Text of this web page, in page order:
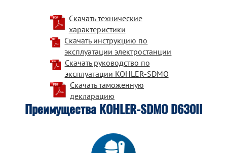
Скачать технические
характеристики
Скачать инструкцию по
эксплуатации электростанции
Скачать руководство по
эксплуатации KOHLER-SDMO
Скачать таможенную
декларацию
Преимущества KOHLER-SDMO D630II